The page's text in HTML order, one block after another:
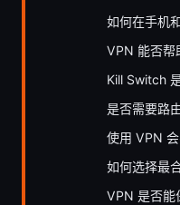
如何在手机
VPN 能否帮
Kill Switch
是否需要路
使用 VPN
如何选择最
VPN 是否能